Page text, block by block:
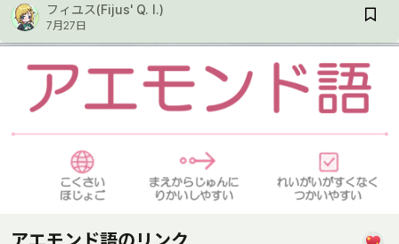
フィユス(Fijus' Q. I.)
7月27日